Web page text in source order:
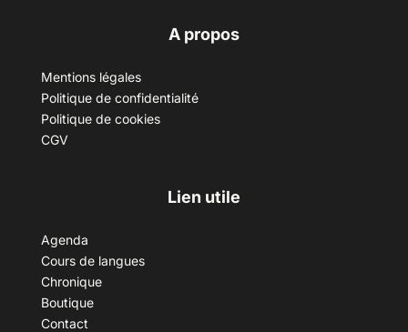
A propos
Mentions légales
Politique de confidentialité
Politique de cookies
CGV
Lien utile
Agenda
Cours de langues
Chronique
Boutique
Contact